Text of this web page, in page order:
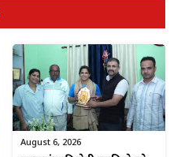
August 6, 2026